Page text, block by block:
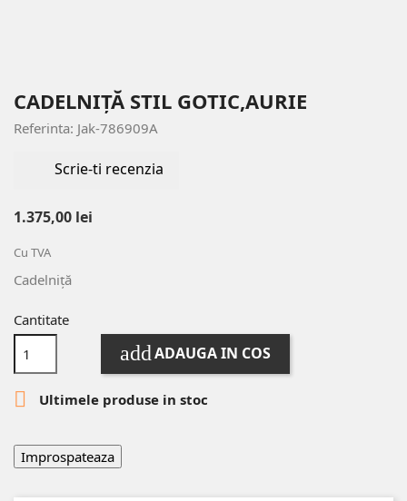
CADELNIȚĂ STIL GOTIC,AURIE
Referinta: Jak-786909A
Scrie-ti recenzia
1.375,00 lei
Cu TVA
Cadelniță
Cantitate
addADAUGA IN COS
 Ultimele produse in stoc